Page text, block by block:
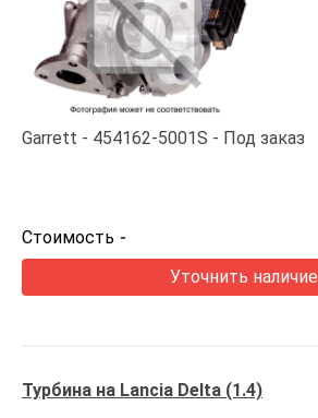
Garrett 454162-5001S Под заказ
Стоимость -
Уточнить наличие
Турбина на Lancia Delta (1.4)